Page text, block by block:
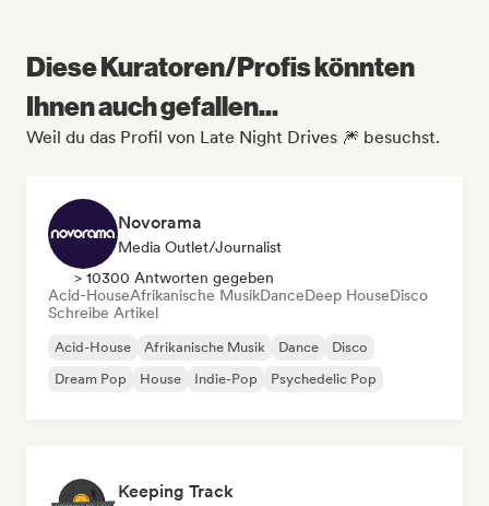
Diese Kuratoren/Profis könnten
Ihnen auch gefallen...
Weil du das Profil von Late Night Drives 🎆 besuchst.
Novorama
Media Outlet/Journalist
> 10300 Antworten gegeben
Acid-HouseAfrikanische MusikDanceDeep HouseDisco
Schreibe Artikel
Acid-House Afrikanische Musik Dance
Disco
Dream Pop
House Indie-Pop Psychedelic Pop
Keeping Track